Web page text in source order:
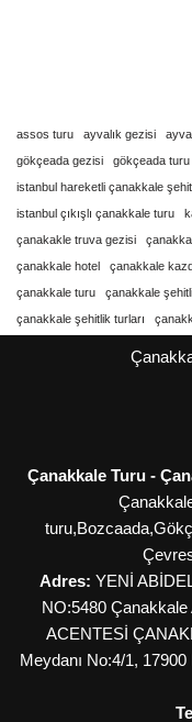
assos turu ayvalık gezisi
gökçeada gezisi
gökçeada turu
istanbul hareketli çanakkale
istanbul çıkışlı çanakkale turu
çanakakle truva gezisi
çanakkale hotel
çanakkale
çanakkale turu
çanakkale
çanakkale şehitlik turları
Çanakkale Turu -
Adres: YENİ
NO:5480
ACENTESİ
Meydanı No:4/1,